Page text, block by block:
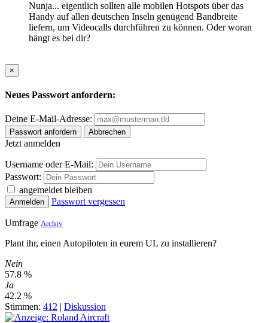
Nunja... eigentlich sollten alle mobilen Hotspots über das
Handy auf allen deutschen Inseln genügend Bandbreite
liefern, um Videocalls durchführen zu können. Oder woran
hängt es bei dir?
×
Neues Passwort anfordern:
Deine E-Mail-Adresse:
Passwort anfordern Abbrechen
Jetzt anmelden
Username oder E-Mail:
Passwort:
angemeldet bleiben
Anmelden Passwort vergessen
Umfrage Archiv
Plant ihr, einen Autopiloten in eurem UL zu installieren?
Nein
57.8 %
Ja
42.2 %
Stimmen: 412 | Diskussion